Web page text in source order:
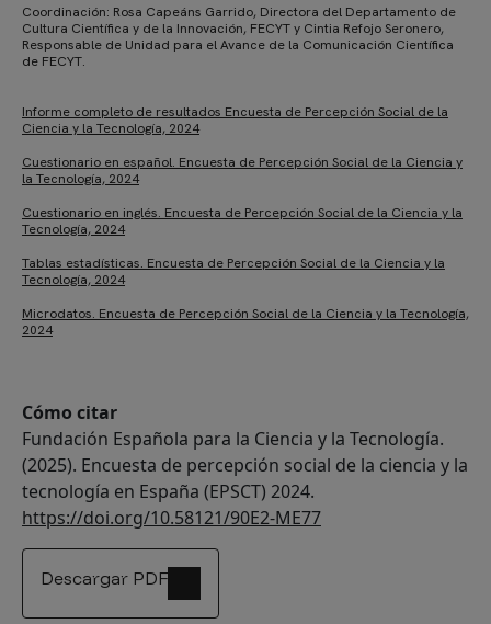
Coordinación: Rosa Capeáns Garrido, Directora del Departamento de
Cultura Científica y de la Innovación, FECYT y Cintia Refojo Seronero,
Responsable de Unidad para el Avance de la Comunicación Científica
de FECYT.
Informe completo de resultados Encuesta de Percepción Social de la
Ciencia y la Tecnología, 2024
Cuestionario en español. Encuesta de Percepción Social de la Ciencia y
la Tecnología, 2024
Cuestionario en inglés. Encuesta de Percepción Social de la Ciencia y la
Tecnología, 2024
Tablas estadísticas. Encuesta de Percepción Social de la Ciencia y la
Tecnología, 2024
Microdatos. Encuesta de Percepción Social de la Ciencia y la Tecnología,
2024
Cómo citar
Fundación Española para la Ciencia y la Tecnología.
(2025). Encuesta de percepción social de la ciencia y la
tecnología en España (EPSCT) 2024.
https://doi.org/10.58121/90E2-ME77
Descargar PDF